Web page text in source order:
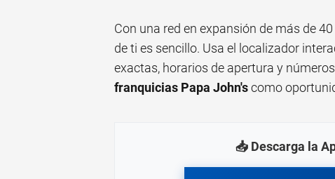
Con una red en expansión de más de
de ti es sencillo. Usa el localizador
exactas, horarios de apertura y
franquicias Papa John'scomo
📥 Descarga la